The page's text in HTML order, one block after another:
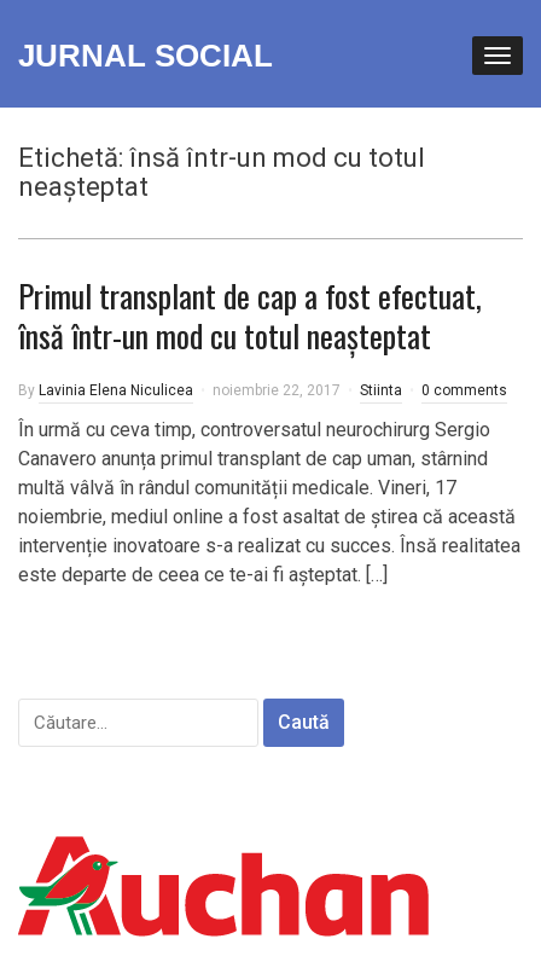
JURNAL SOCIAL
Etichetă: însă într-un mod cu totul
neașteptat
Primul transplant de cap a fost efectuat,
însă într-un mod cu totul neașteptat
By Lavinia Elena Niculicea noiembrie 22, 2017 Stiinta 0 comments
În urmă cu ceva timp, controversatul neurochirurg Sergio
Canavero anunța primul transplant de cap uman, stârnind
multă vâlvă în rândul comunității medicale. Vineri, 17
noiembrie, mediul online a fost asaltat de știrea că această
intervenție inovatoare s-a realizat cu succes. Însă realitatea
este departe de ceea ce te-ai fi așteptat. […]
Caută
după: